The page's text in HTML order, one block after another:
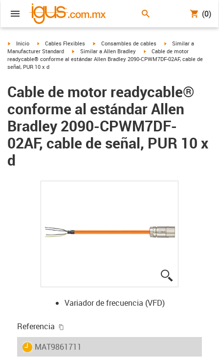
(0)
igus-icon-arrow-right
Inicio igus-icon-arrow-right
Cables Flexibles igus-icon-arrow-right
Consambles de cables igus-icon-arrow-right
Similar a
Manufacturer Standard
igus-icon-arrow-right
Similar a Allen Bradley igus-icon-arrow-right
Cable de motor
readycable® conforme al estándar Allen Bradley 2090-CPWM7DF-02AF, cable de
señal, PUR 10 x d
Cable de motor readycable®
conforme al estándar Allen
Bradley 2090-CPWM7DF-
02AF, cable de señal, PUR 10 x
d
Variador de frecuencia (VFD)
Referencia
igus-icon-lieferzeit
MAT9861711